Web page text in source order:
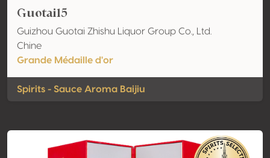
Guotai15
Guizhou Guotai Zhishu Liquor Group Co., Ltd.
Chine
Grande Médaille d'or
Spirits - Sauce Aroma Baijiu